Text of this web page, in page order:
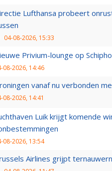
Lufthansa probeert
04-08-2026, 15:33
Privium-lounge op
08-2026, 14:46
vanaf nu verbonden
08-2026, 14:41
Luik krijgt komende
08-2026, 13:54
Airlines grijpt